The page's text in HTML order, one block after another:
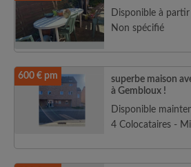
Disponible à
Non spécifié
600 € pm
superbe maison
à Gembloux !
Disponible
4 Colocataires -